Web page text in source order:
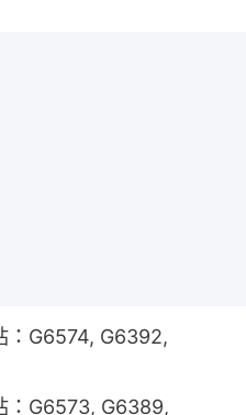
：G6574, G6392,
：G6573, G6389,